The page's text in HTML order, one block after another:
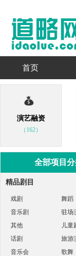
首页
演艺融资
（162）
全部项目
精品剧目
戏剧
舞蹈
音乐剧
驻场
其他
儿童
话剧
旅游
音乐会
歌舞